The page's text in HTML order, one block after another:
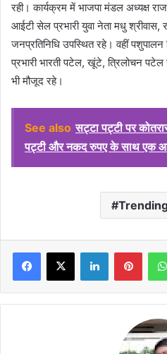
रही। कार्यक्रम में भाजपा मंडल अध्यक्ष
आईटी सेल प्रभारी युवा नेता मधु श्रीवास,
जनप्रतिनिधि उपस्थित रहे। वहीं
प्रभारी भारती पटेल, खूंटे, त्रिलोचन पटेल
भी मौजूद रहे।
See also सट्टा पट्टी पर
पट्टी और नकद रुपए के साथ एक
Facebook
X LinkedIn